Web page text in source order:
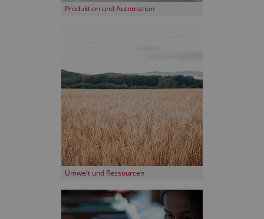
Produktion und Automation
Umwelt und Ressourcen